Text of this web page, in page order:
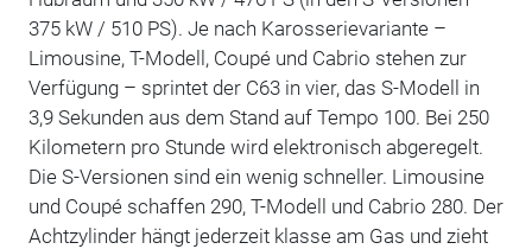
375 kW / 510 PS). Je nach Karosserievariante –
Limousine, T-Modell, Coupé und Cabrio stehen zur
Verfügung – sprintet der C63 in vier, das S-Modell in
3,9 Sekunden aus dem Stand auf Tempo 100. Bei 250
Kilometern pro Stunde wird elektronisch abgeregelt.
Die S-Versionen sind ein wenig schneller. Limousine
und Coupé schaffen 290, T-Modell und Cabrio 280. Der
Achtzylinder hängt jederzeit klasse am Gas und zieht